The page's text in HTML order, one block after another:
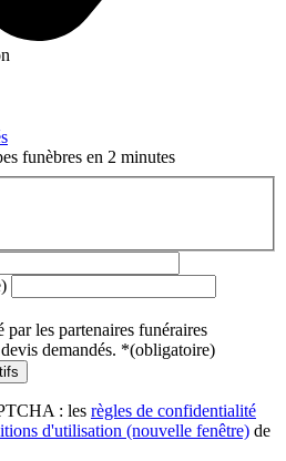
funèbres en 2 minutes
par les partenaires funéraires
demandés. *(obligatoire)
: les règles de confidentialité
d'utilisation (nouvelle fenêtre) de